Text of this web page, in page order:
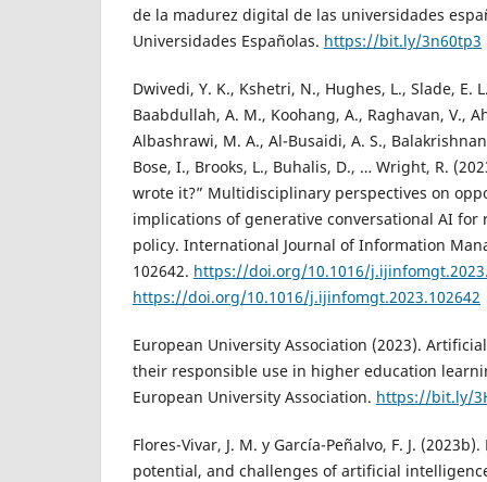
de la madurez digital de las universidades
Universidades Españolas. https://bit.ly/3n60tp3
Dwivedi, Y. K., Kshetri, N., Hughes, L., Slade, E.
Baabdullah, A. M., Koohang, A., Raghavan, V.,
Albashrawi, M. A., Al-Busaidi, A. S.,
Bose, I., Brooks, L., Buhalis, D., … Wright, R.
wrote it?” Multidisciplinary perspectives on
implications of generative conversational AI for
policy. International Journal of Information
102642. https://doi.org/10.1016/
https://doi.org/10.1016/j.ijinfomgt.2023.102642
European University Association (2023).
their responsible use in higher education
European University Association. https://bit.ly/
Flores-Vivar, J. M. y García-Peñalvo, F. J.
potential, and challenges of artificial